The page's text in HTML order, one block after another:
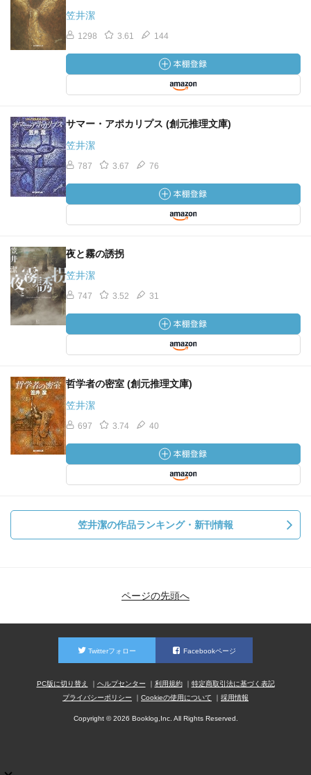
笠井潔
1298 3.61 144
サマー・アポカリプス (創元推理文庫)
笠井潔
787 3.67 76
夜と霧の誘拐
笠井潔
747 3.52 31
哲学者の密室 (創元推理文庫)
笠井潔
697 3.74 40
笠井潔の作品ランキング・新刊情報
ページの先頭へ
Twitterフォロー Facebookページ
PC版に切り替え ヘルプセンター 利用規約
特定商取引法に基づく表記
プライバシーポリシー
Cookieの使用について 採用情報
Copyright © 2026 Booklog,Inc. All Rights Reserved.